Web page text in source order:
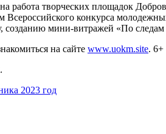
творческих площадок
Всероссийского конкурса
созданию мини-витражей «По
на сайте www.uokm.site. 6+
2023 год